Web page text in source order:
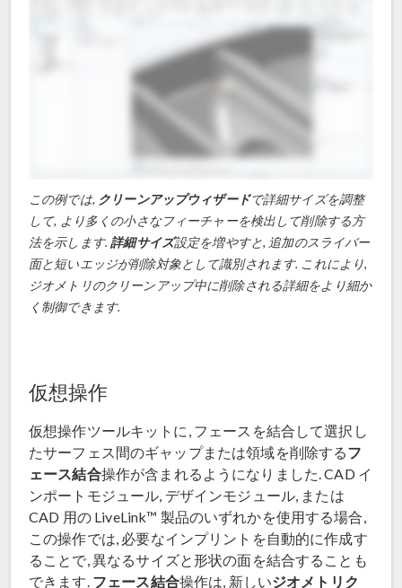
この例では, クリーンアップウィザードで詳細サイズを調整
して, より多くの小さなフィーチャーを検出して削除する方
法を示します.詳細サイズ設定を増やすと, 追加のスライバー
面と短いエッジが削除対象として識別されます. これにより,
ジオメトリのクリーンアップ中に削除される詳細をより細か
く制御できます.
仮想操作
仮想操作ツールキットに, フェースを結合して選択し
たサーフェス間のギャップまたは領域を削除するフ
ェース結合操作が含まれるようになりました. CAD イ
ンポートモジュール, デザインモジュール, または
CAD 用の LiveLink™ 製品のいずれかを使用する場合,
この操作では, 必要なインプリントを自動的に作成す
ることで, 異なるサイズと形状の面を結合することも
できます. フェース結合操作は, 新しいジオメトリク